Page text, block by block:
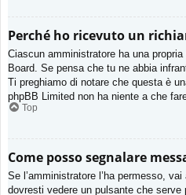
Perché ho ricevuto un
Ciascun amministratore ha una
Board. Se pensa che tu ne abbia
Ti preghiamo di notare che questa è
phpBB Limited non ha niente a che
Top
Come posso segnalare
Se l’amministratore l’ha permesso,
dovresti vedere un pulsante che serve